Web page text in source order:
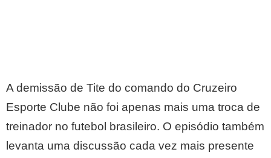
A demissão de Tite do comando do Cruzeiro
Esporte Clube não foi apenas mais uma troca de
treinador no futebol brasileiro. O episódio também
levanta uma discussão cada vez mais presente